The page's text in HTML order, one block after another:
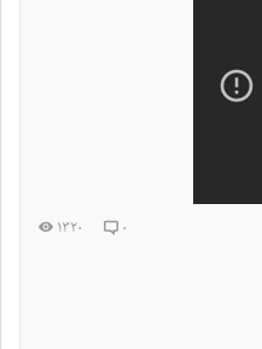
۰ ۱۳۲۰